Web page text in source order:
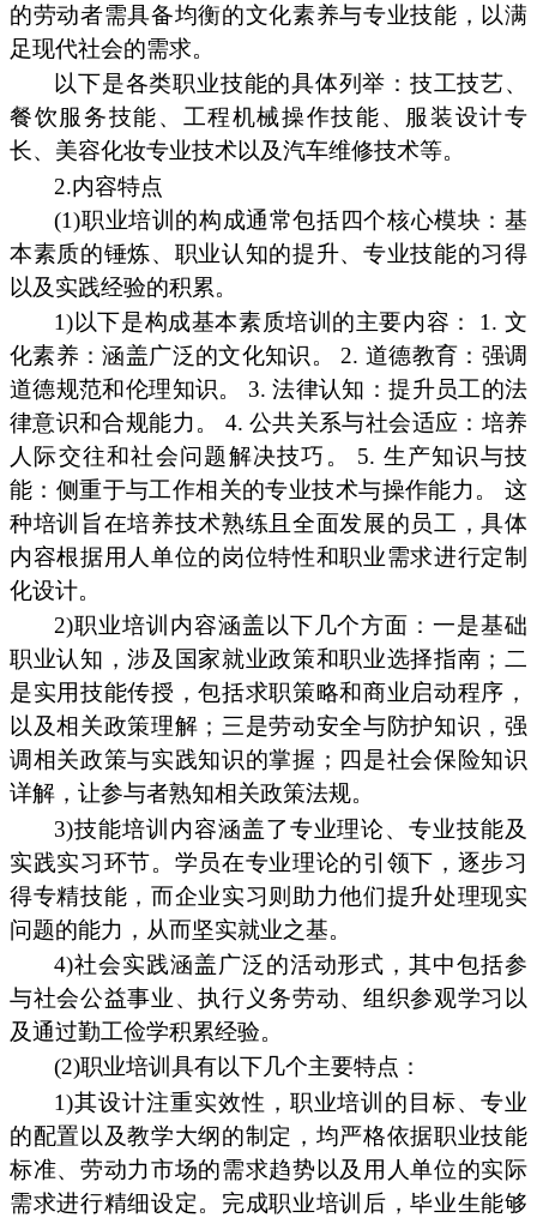
的劳动者需具备均衡的文化素养与专业技能，以满
足现代社会的需求。
以下是各类职业技能的具体列举：技工技艺、
餐饮服务技能、工程机械操作技能、服装设计专
长、美容化妆专业技术以及汽车维修技术等。
2.内容特点
(1)职业培训的构成通常包括四个核心模块：基
本素质的锤炼、职业认知的提升、专业技能的习得
以及实践经验的积累。
1)以下是构成基本素质培训的主要内容： 1. 文
化素养：涵盖广泛的文化知识。 2. 道德教育：强调
道德规范和伦理知识。 3. 法律认知：提升员工的法
律意识和合规能力。 4. 公共关系与社会适应：培养
人际交往和社会问题解决技巧。 5. 生产知识与技
能：侧重于与工作相关的专业技术与操作能力。 这
种培训旨在培养技术熟练且全面发展的员工，具体
内容根据用人单位的岗位特性和职业需求进行定制
化设计。
2)职业培训内容涵盖以下几个方面：一是基础
职业认知，涉及国家就业政策和职业选择指南；二
是实用技能传授，包括求职策略和商业启动程序，
以及相关政策理解；三是劳动安全与防护知识，强
调相关政策与实践知识的掌握；四是社会保险知识
详解，让参与者熟知相关政策法规。
3)技能培训内容涵盖了专业理论、专业技能及
实践实习环节。学员在专业理论的引领下，逐步习
得专精技能，而企业实习则助力他们提升处理现实
问题的能力，从而坚实就业之基。
4)社会实践涵盖广泛的活动形式，其中包括参
与社会公益事业、执行义务劳动、组织参观学习以
及通过勤工俭学积累经验。
(2)职业培训具有以下几个主要特点：
1)其设计注重实效性，职业培训的目标、专业
的配置以及教学大纲的制定，均严格依据职业技能
标准、劳动力市场的需求趋势以及用人单位的实际
需求进行精细设定。完成职业培训后，毕业生能够